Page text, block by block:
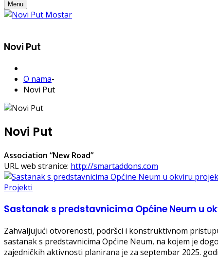
Menu
Novi Put
O nama-
Novi Put
Novi Put
Association “New Road”
URL web stranice: http://smartaddons.com
Projekti
Sastanak s predstavnicima Općine Neum u
Zahvaljujući otvorenosti, podršci i konstruktivnom
sastanak s predstavnicima Općine Neum, na kojem je
zajedničkih aktivnosti planirana je za septembar 2025.